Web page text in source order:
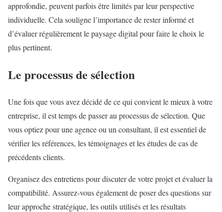
approfondie, peuvent parfois être limités par leur perspective
individuelle. Cela souligne l’importance de rester informé et
d’évaluer régulièrement le paysage digital pour faire le choix le
plus pertinent.
Le processus de sélection
Une fois que vous avez décidé de ce qui convient le mieux à votre
entreprise, il est temps de passer au processus de sélection. Que
vous optiez pour une agence ou un consultant, il est essentiel de
vérifier les références, les témoignages et les études de cas de
précédents clients.
Organisez des entretiens pour discuter de votre projet et évaluer la
compatibilité. Assurez-vous également de poser des questions sur
leur approche stratégique, les outils utilisés et les résultats